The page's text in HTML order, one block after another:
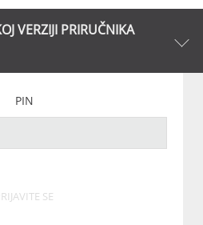
VERZIJI PRIRUČNIKA
PIN
SE